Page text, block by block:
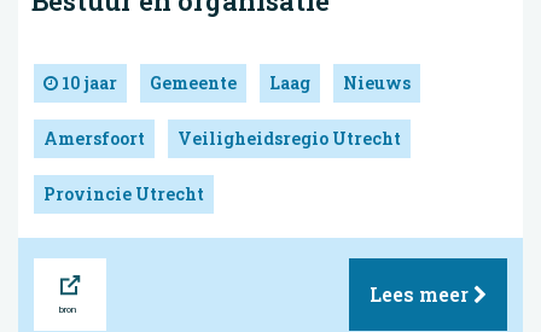
10 jaar Gemeente Laag Nieuws
Amersfoort Veiligheidsregio Utrecht
Provincie Utrecht
Lees meer